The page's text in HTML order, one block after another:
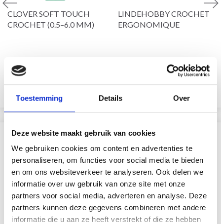
Toestemming Details Over
Deze website maakt gebruik van cookies
We gebruiken cookies om content en advertenties te
personaliseren, om functies voor social media te bieden
en om ons websiteverkeer te analyseren. Ook delen we
informatie over uw gebruik van onze site met onze
partners voor social media, adverteren en analyse. Deze
partners kunnen deze gegevens combineren met andere
informatie die u aan ze heeft verstrekt of die ze hebben
CLOVER SOFT TOUCH
CROCHET (0.5–6.0 MM)
LINDEHOBBY CROCHET
ERGONOMIQUE
SIMILAIRE À CECI